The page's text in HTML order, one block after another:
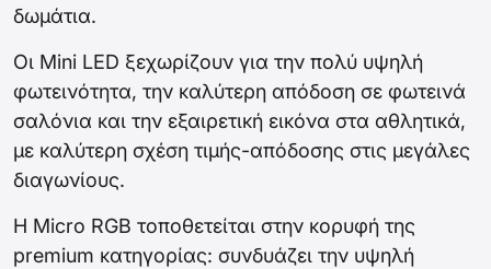
δωμάτια.
Οι Mini LED ξεχωρίζουν για την πολύ υψηλή
φωτεινότητα, την καλύτερη απόδοση σε φωτεινά
σαλόνια και την εξαιρετική εικόνα στα αθλητικά,
με καλύτερη σχέση τιμής-απόδοσης στις μεγάλες
διαγωνίους.
Η Micro RGB τοποθετείται στην κορυφή της
premium κατηγορίας: συνδυάζει την υψηλή